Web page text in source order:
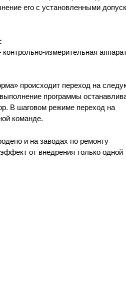
его с установленными
измерительная
происходит переход на
программы
В шаговом режиме переход на
команде.
и на заводах по ремонту
от внедрения только одной